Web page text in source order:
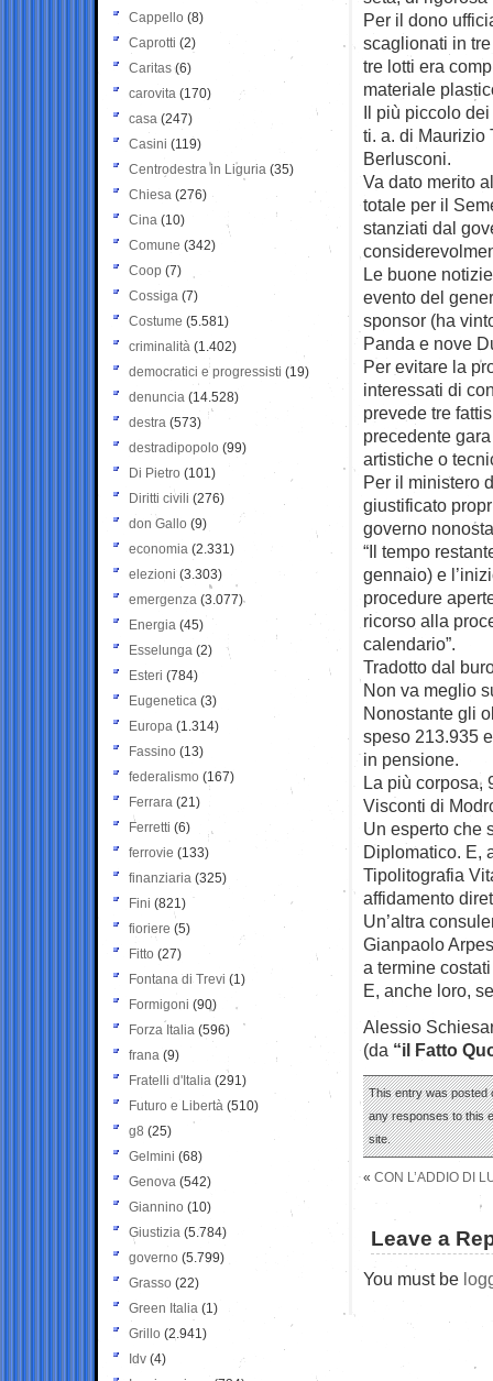
Per il dono
scaglionati in
tre lotti era
materiale
Il più piccolo
ti. a. di Maurizio
Berlusconi.
Va dato merito
totale per il
stanziati dal
Le buone
evento del
sponsor (ha
Panda e nove
Per evitare la
interessati di
prevede tre
precedente
artistiche o
Per il ministero
giustificato
governo
“Il tempo
gennaio) e
procedure
ricorso alla
calendario”.
Tradotto dal
Non va meglio
Nonostante gli
speso 213.935
in pensione.
La più corposa,
Visconti di
Un esperto che
Diplomatico. E,
Tipolitografia
affidamento
Un’altra
Gianpaolo
a termine
E, anche loro,
Alessio
(da “il Fatto
This entry was posted
any responses to this
site.
« CON L’ADDIO DI
Leave a
You must be
Cappello (8)
Caprotti (2)
Caritas (6)
carovita (170)
casa (247)
Casini (119)
Centrodestra in Liguria (35)
Chiesa (276)
Cina (10)
Comune (342)
Coop (7)
Cossiga (7)
Costume (5.581)
criminalità (1.402)
democratici e progressisti (19)
denuncia (14.528)
destra (573)
destradipopolo (99)
Di Pietro (101)
Diritti civili (276)
don Gallo (9)
economia (2.331)
elezioni (3.303)
emergenza (3.077)
Energia (45)
Esselunga (2)
Esteri (784)
Eugenetica (3)
Europa (1.314)
Fassino (13)
federalismo (167)
Ferrara (21)
Ferretti (6)
ferrovie (133)
finanziaria (325)
Fini (821)
fioriere (5)
Fitto (27)
Fontana di Trevi (1)
Formigoni (90)
Forza Italia (596)
frana (9)
Fratelli d'Italia (291)
Futuro e Libertà (510)
g8 (25)
Gelmini (68)
Genova (542)
Giannino (10)
Giustizia (5.784)
governo (5.799)
Grasso (22)
Green Italia (1)
Grillo (2.941)
Idv (4)